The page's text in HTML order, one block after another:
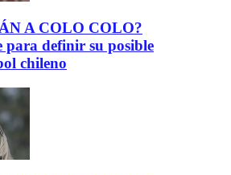
A COLO COLO?
para definir su posible
chileno